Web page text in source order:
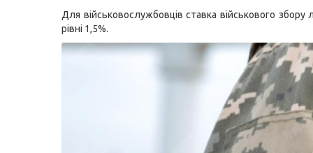
Для військовослужбовців ставка військового збору
рівні 1,5%.